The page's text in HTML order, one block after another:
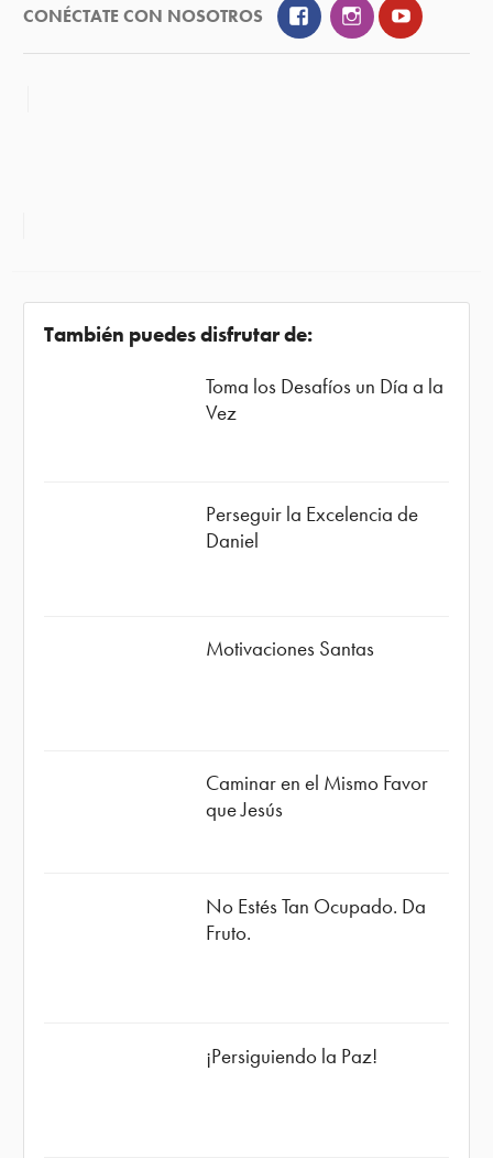
CONÉCTATE CON NOSOTROS FacebookInstagramYouTube
También puedes disfrutar de:
Toma los Desafíos un Día a la
Vez
Perseguir la Excelencia de
Daniel
Motivaciones Santas
Caminar en el Mismo Favor
que Jesús
No Estés Tan Ocupado. Da
Fruto.
¡Persiguiendo la Paz!